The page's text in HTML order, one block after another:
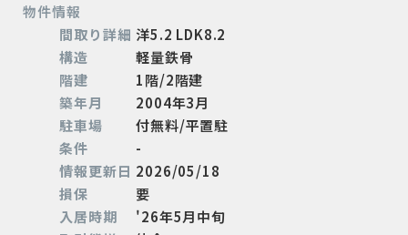
物件情報
間取り詳細 洋5.2 LDK8.2
構造
軽量鉄骨
階建
1階/2階建
築年月
2004年3月
駐車場
付無料/平置駐
条件
-
情報更新日 2026/05/18
損保
要
入居時期
'26年5月中旬